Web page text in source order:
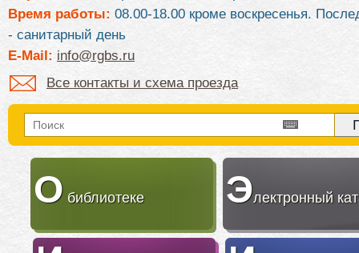
Время работы: 08.00-18.00 кроме воскресенья.
- санитарный день
E-Mail: info@rgbs.ru
Все контакты и схема проезда
О библиотеке Электронный